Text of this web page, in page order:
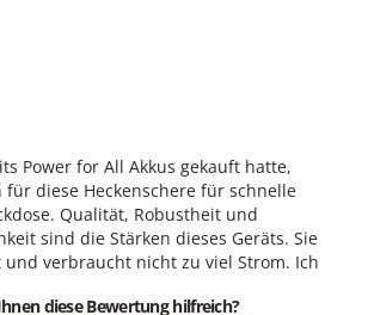
Power for All Akkus gekauft hatte,
diese Heckenschere für schnelle
Qualität, Robustheit und
sind die Stärken dieses Geräts. Sie
verbraucht nicht zu viel Strom. Ich
waren präzise und direkt. Das
diese Bewertung hilfreich?